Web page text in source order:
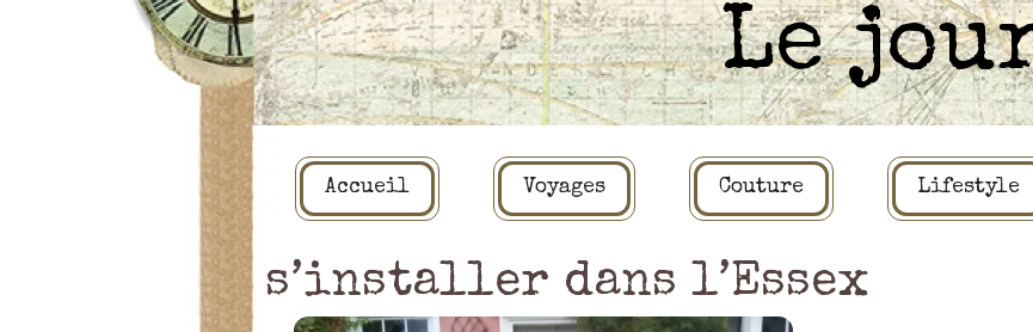
Le
Accueil Voyages Couture Lifestyle
s’installer dans l’Essex